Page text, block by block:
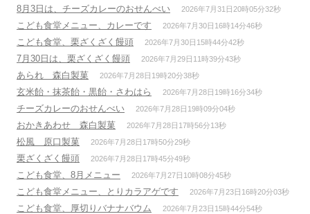
8月3日は、チーズカレーのおせんべい 2026年7月31日20時05分32秒
こども食堂メニュー、カレーです 2026年7月30日16時14分46秒
こども食堂、栗ざくざく饅頭 2026年7月30日15時44分42秒
7月30日は、栗ざくざく饅頭 2026年7月29日11時39分43秒
あられ 森白製菓 2026年7月28日19時20分38秒
玄米飴・抹茶飴・黒飴・さわはら 2026年7月28日19時16分34秒
チーズカレーのおせんべい 2026年7月28日19時09分04秒
おかきあわせ 森白製菓 2026年7月28日17時56分13秒
松風 原口製菓 2026年7月28日17時50分29秒
栗ざくざく饅頭 2026年7月28日17時45分49秒
こども食堂、8月メニュー 2026年7月27日10時08分45秒
こども食堂メニュー、とりカラアゲです 2026年7月23日16時20分03秒
こども食堂、厚切りバナナバウム 2026年7月23日15時44分54秒